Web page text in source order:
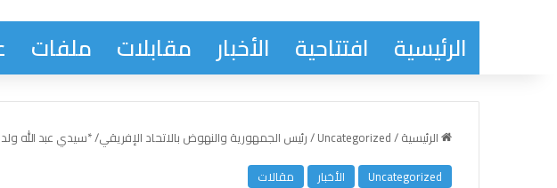
الرئيسية افتتاحية الأخبار مقابلات ملفات
الرئيسية/
Uncategorized
/رئيس الجمهورية والنهوض بالاتحاد الإفريقي/ *سيدي عبد الله
Uncategorized
الأخبار مقالات